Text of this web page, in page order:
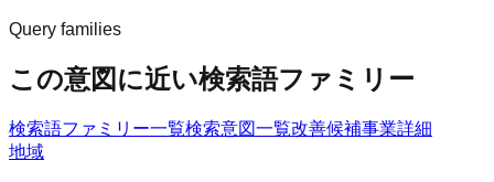
Query families
この意図に近い検索語ファミリー
検索語ファミリー一覧検索意図一覧改善候補事業詳細
地域